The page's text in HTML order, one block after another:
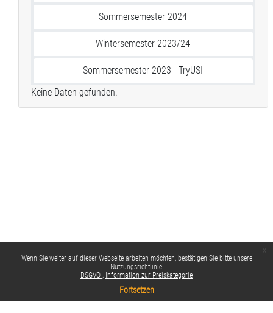
Wenn Sie weiter auf dieser Webseite arbeiten möchten, bestätigen Sie bitte unsere
Nutzungsrichtlinie:
DSGVO
Information zur Preiskategorie
Fortsetzen
Sommersemester 2024
Wintersemester 2023/24
Sommersemester 2023 - TryUSI
Keine Daten gefunden.